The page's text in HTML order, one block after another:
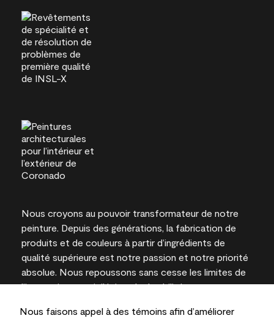
Nous faisons appel à des témoins afin d’améliorer
Nous croyons au pouvoir transformateur de notre
peinture. Depuis des générations, la fabrication de
produits et de couleurs à partir d’ingrédients de
qualité supérieure est notre passion et notre priorité
absolue. Nous repoussons sans cesse les limites de
l’innovation et privilégions la durabilité pour
l’expertise locale.